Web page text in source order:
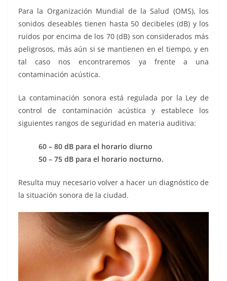
Para la Organización Mundial de la Salud (OMS), los
sonidos deseables tienen hasta 50 decibeles (dB) y los
ruidos por encima de los 70 (dB) son considerados más
peligrosos, más aún si se mantienen en el tiempo, y en
tal caso nos encontraremos ya frente a una
contaminación acústica.
La contaminación sonora está regulada por la Ley de
control de contaminación acústica y establece los
siguientes rangos de seguridad en materia auditiva:
60 – 80 dB para el horario diurno
50 – 75 dB para el horario nocturno.
Resulta muy necesario volver a hacer un diagnóstico de
la situación sonora de la ciudad.